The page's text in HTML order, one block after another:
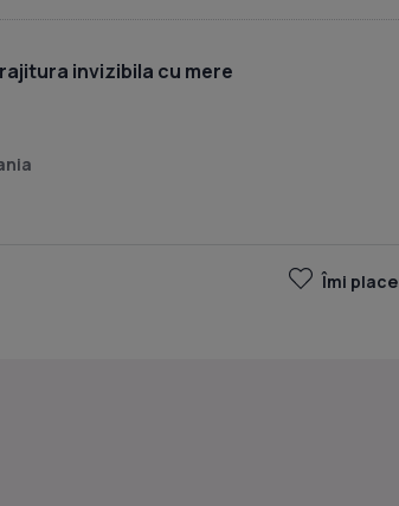
invizibila cu mere
Îmi place